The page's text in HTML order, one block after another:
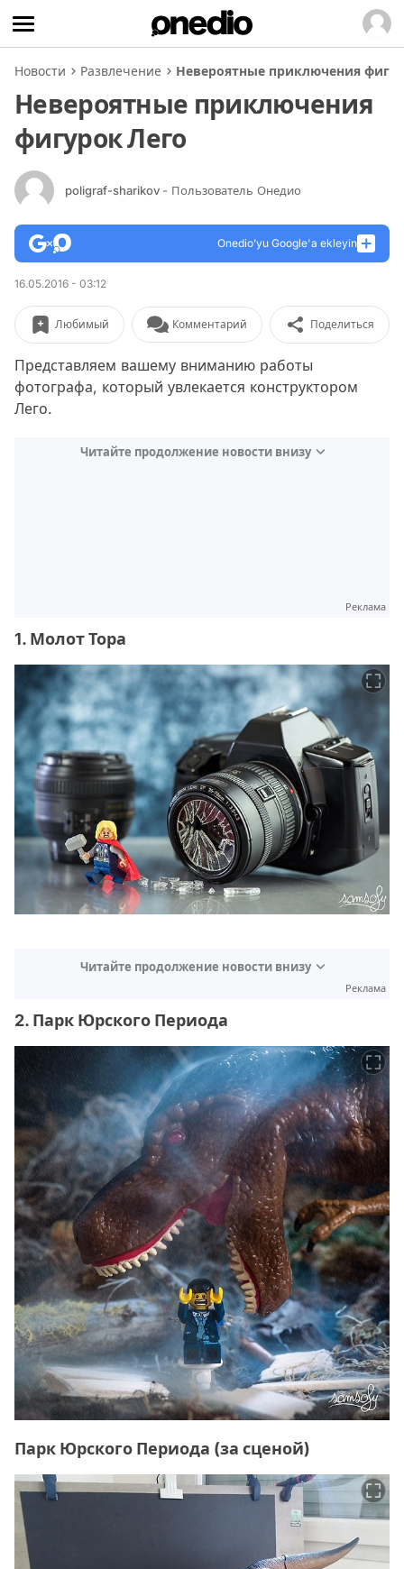
Новости Развлечение Невероятные приключения
Невероятные приключения
фигурок Лего
poligraf-sharikov - Пользователь Онедио
Onedio’yu Google'a ekleyin
16.05.2016 - 03:12
Любимый Комментарий Поделиться
Представляем вашему вниманию работы
фотографа, который увлекается конструктором
Лего.
Читайте продолжение новости внизу
Реклама
1. Молот Тора
Читайте продолжение новости внизу
Реклама
2. Парк Юрского Периода
Парк Юрского Периода (за сценой)